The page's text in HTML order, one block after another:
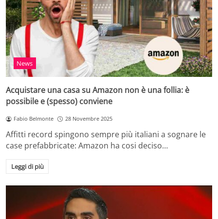
News
Acquistare una casa su Amazon non è una follia: è
possibile e (spesso) conviene
Fabio Belmonte 28 Novembre 2025
Affitti record spingono sempre più italiani a sognare le
case prefabbricate: Amazon ha cosi deciso…
Leggi di più